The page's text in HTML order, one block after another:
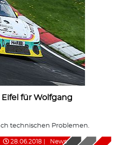
für Wolfgang
technischen Problemen.
28.06.2018 News